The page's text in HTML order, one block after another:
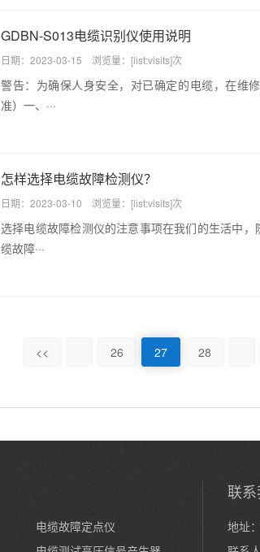
GDBN-S013电缆识别仪使用说明
日期：2023-03-15 浏览量：[list:visits]次
警告：为确保人身安全，对已确定的电缆，在维
准）一、···
怎样选择电缆故障检测仪？
日期：2023-03-10 浏览量：[list:visits]次
选择电缆故障检测仪的注意事项在我们的生活中
缆故障···
<< 26 27 28
电缆故障定点仪
联
地址